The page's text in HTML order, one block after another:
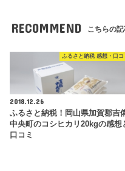
RECOMMEND こちらの記
ふるさと納税 感想・口コ
2018.12.26
ふるさと納税！岡山県加賀郡吉
中央町のコシヒカリ20kgの感想
口コミ